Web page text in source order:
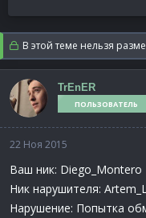
т
о
р
т
е
м
ы
т
а
н
а
а
л
В этой теме нельзя
TrEnER
ПОЛЬЗОВАТЕЛЬ
22 Ноя 2015
Ваш ник: Diego_Montero
Ник нарушителя:
Нарушение: Попытка